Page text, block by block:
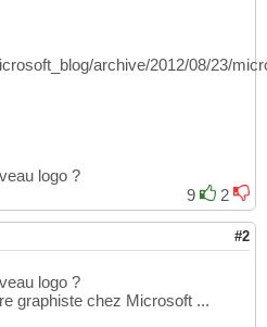
archive/2012/08/23/
logo ?
9
2
#2
logo ?
graphiste chez Microsoft ...